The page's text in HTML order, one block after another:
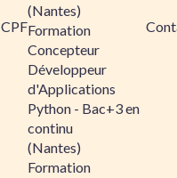
CPF
(Nantes)
Formation
Concepteur
Développeur
d'Applications
Python - Bac+3 en
continu
(Nantes)
Formation